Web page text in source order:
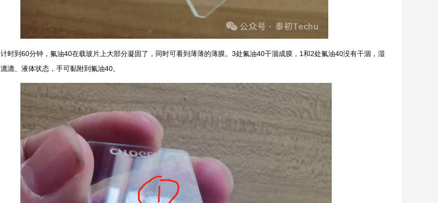
计时到60分钟，氟油40在载玻片上大部分凝固了，同时可看到薄薄的薄膜。3处氟油40干涸成膜，1和2处氟油40没有干涸，湿
漉漉、液体状态，手可黏附到氟油40。